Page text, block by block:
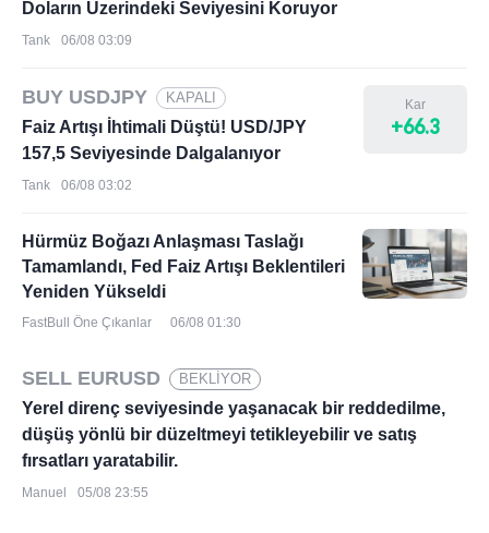
Doların Üzerindeki Seviyesini Koruyor
Tank 06/08 03:09
BUY USDJPY KAPALI
Faiz Artışı İhtimali Düştü! USD/JPY
157,5 Seviyesinde Dalgalanıyor
Kar
+66.3
Tank 06/08 03:02
Hürmüz Boğazı Anlaşması Taslağı
Tamamlandı, Fed Faiz Artışı Beklentileri
Yeniden Yükseldi
FastBull Öne Çıkanlar 06/08 01:30
SELL EURUSD BEKLİYOR
Yerel direnç seviyesinde yaşanacak bir reddedilme,
düşüş yönlü bir düzeltmeyi tetikleyebilir ve satış
fırsatları yaratabilir.
Manuel 05/08 23:55